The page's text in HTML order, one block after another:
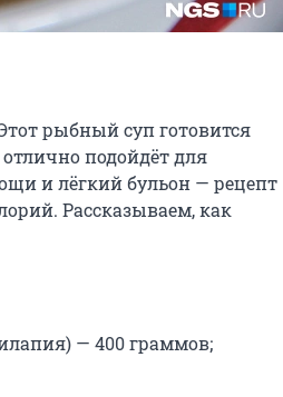
рыбный суп готовится
подойдёт для
и лёгкий бульон — рецепт
Рассказываем, как
— 400 граммов;